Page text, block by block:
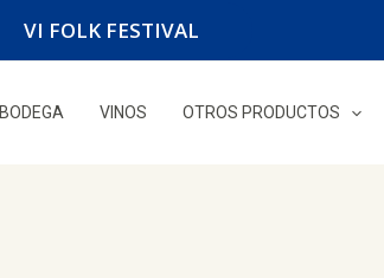
VI FOLK FESTIVAL
BODEGA VINOS OTROS PRODUCTOS